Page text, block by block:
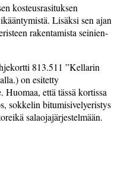
kosteusrasituksen
Lisäksi sen ajan
rakentamista seinien­
813.511 ”Kellarin
on esitetty
Huomaa, että tässä kortissa
sokkelin bitumi­sivelyeristys
salaojajärjestelmään.